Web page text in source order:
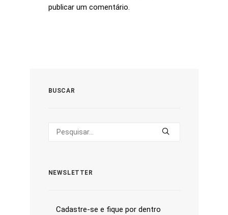
publicar um comentário.
BUSCAR
NEWSLETTER
Cadastre-se e fique por dentro